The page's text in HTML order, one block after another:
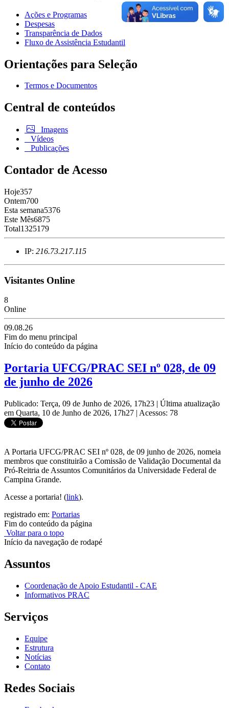
Ações e Programas
Despesas
Transparência de Dados
Fluxo de Assistência Estudantil
Orientações para Seleção
Termos e Documentos
Central de conteúdos
Imagens
Vídeos
Publicações
Contador de Acesso
Hoje357
Ontem700
Esta semana5376
Este Mês6875
Total1325179
IP: 216.73.217.115
Visitantes Online
8
Online
09.08.26
Fim do menu principal
Início do conteúdo da página
Portaria UFCG/PRAC SEI nº 028, de 09
de junho de 2026
Publicado: Terça, 09 de Junho de 2026, 17h23 | Última atualização
em Quarta, 10 de Junho de 2026, 17h27 | Acessos: 78
A Portaria UFCG/PRAC SEI nº 028, de 09 junho de 2026, nomeia
membros que constituirão a Comissão de Validação Documental da
Pró-Reitria de Assuntos Comunitários da Universidade Federal de
Campina Grande.
Acesse a portaria! (link).
registrado em: Portarias
Fim do conteúdo da página
Voltar para o topo
Início da navegação de rodapé
Assuntos
Coordenação de Apoio Estudantil - CAE
Informativos PRAC
Serviços
Equipe
Estrutura
Notícias
Contato
Redes Sociais